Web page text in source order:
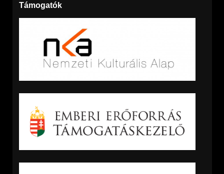
Támogatók